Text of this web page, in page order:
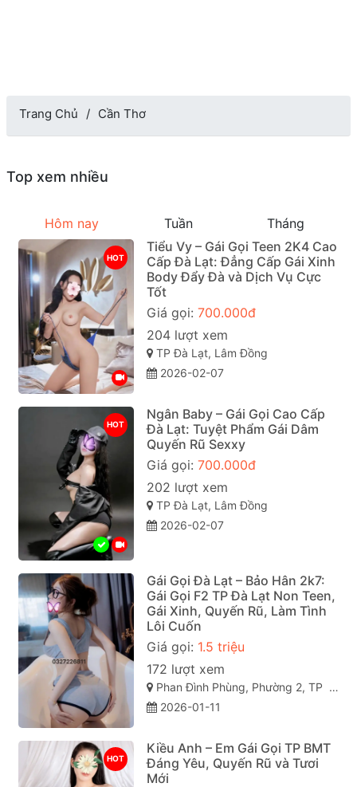
Trang Chủ Cần Thơ
Top xem nhiều
Hôm nay Tuần Tháng
HOT
Tiểu Vy – Gái Gọi Teen 2K4 Cao
Cấp Đà Lạt: Đẳng Cấp Gái Xinh
Body Đẩy Đà và Dịch Vụ Cực
Tốt
Giá gọi: 700.000đ
204 lượt xem
TP Đà Lạt, Lâm Đồng
2026-02-07
HOT
Ngân Baby – Gái Gọi Cao Cấp
Đà Lạt: Tuyệt Phẩm Gái Dâm
Quyến Rũ Sexxy
Giá gọi: 700.000đ
202 lượt xem
TP Đà Lạt, Lâm Đồng
2026-02-07
Gái Gọi Đà Lạt – Bảo Hân 2k7:
Gái Gọi F2 TP Đà Lạt Non Teen,
Gái Xinh, Quyến Rũ, Làm Tình
Lôi Cuốn
Giá gọi: 1.5 triệu
172 lượt xem
Phan Đình Phùng, Phường 2, TP Đà Lạt (gái gọi đà lạt). Lâm Đồng
2026-01-11
HOT
Kiều Anh – Em Gái Gọi TP BMT
Đáng Yêu, Quyến Rũ và Tươi
Mới